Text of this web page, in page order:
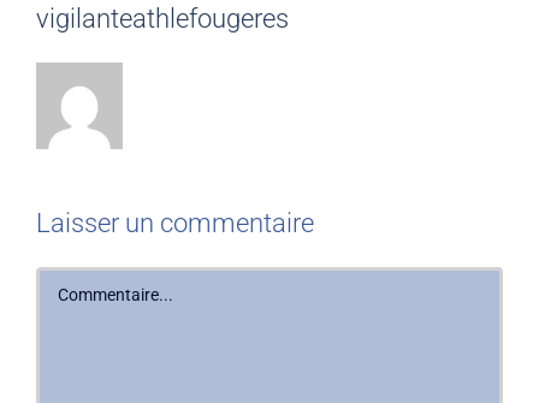
vigilanteathlefougeres
Laisser un commentaire
Commentaire